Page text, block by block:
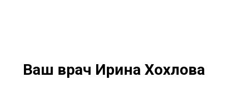
Ваш врач Ирина Хохлова